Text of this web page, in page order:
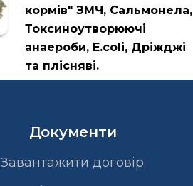
кормів" ЗМЧ, Сальмонела,
Токсиноутворюючі
анаероби, Е.colі, Дріжджі
та плісняві.
Документи
Завантажити договір